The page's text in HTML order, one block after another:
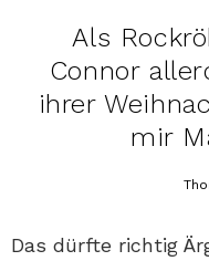
Als
Connor
ihrer
mir
Das dürfte richtig